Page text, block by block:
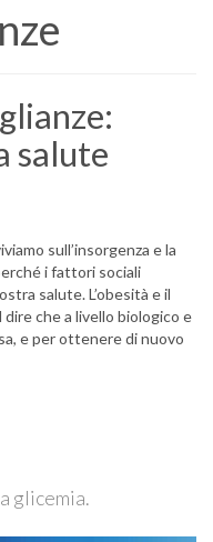
salute
sull’insorgenza e la
i fattori sociali
salute. L’obesità e il
che a livello biologico e
e per ottenere di nuovo
glicemia.